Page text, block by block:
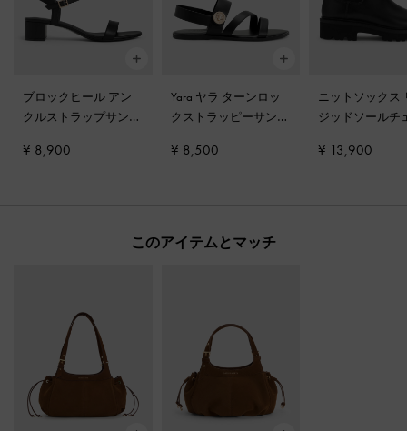
ブロックヒール アン
クルストラップサンダ
¥ 8,900
Yara ヤラ ターンロッ
クストラッピーサンダ
¥ 8,500
ニットソックス
ジッドソールチ
¥ 13,900
このアイテムとマッチ